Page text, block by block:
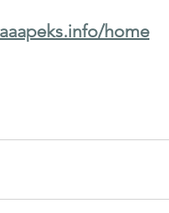
home